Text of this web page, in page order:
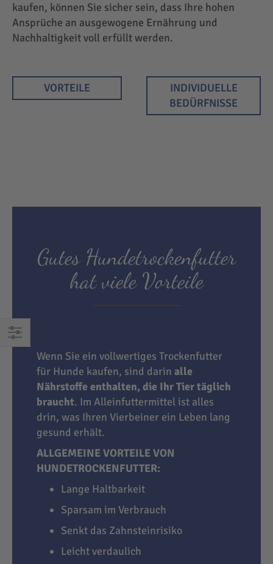
EINKAUFEN
kaufen, können Sie sicher sein, dass Ihre hohen
Ansprüche an ausgewogene Ernährung und
Nachhaltigkeit voll erfüllt werden.
VORTEILE
INDIVIDUELLE
BEDÜRFNISSE
Gutes Hundetrockenfutter
hat viele Vorteile
Wenn Sie ein vollwertiges Trockenfutter
für Hunde kaufen, sind darin alle
Nährstoffe enthalten, die Ihr Tier täglich
braucht. Im Alleinfuttermittel ist alles
drin, was Ihren Vierbeiner ein Leben lang
gesund erhält.
ALLGEMEINE VORTEILE VON
HUNDETROCKENFUTTER:
Lange Haltbarkeit
Sparsam im Verbrauch
Senkt das Zahnsteinrisiko
Leicht verdaulich